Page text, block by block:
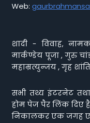
Web:
शादी - विवाह,
मार्कण्डेय पूजा , गुरु
महाम्रत्युन्जय , गृह
सभी तथ्य इंटरनेट
होम पेज पैर लिंक दिए
निकालकर एक जगह